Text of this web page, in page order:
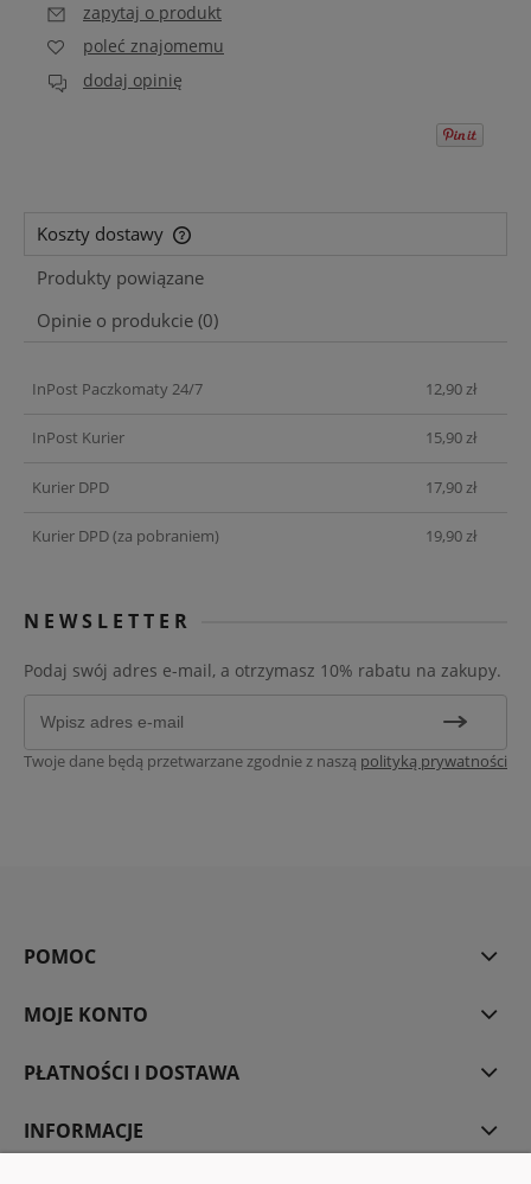
zapytaj o produkt
poleć znajomemu
dodaj opinię
Koszty dostawy
Cena nie zawiera ewentualnych kosztów płatności
Produkty powiązane
Opinie o produkcie (0)
InPost Paczkomaty 24/7 12,90 zł
InPost Kurier 15,90 zł
Kurier DPD 17,90 zł
Kurier DPD (za pobraniem) 19,90 zł
NEWSLETTER
Podaj swój adres e-mail, a otrzymasz 10% rabatu na zakupy.
Twoje dane będą przetwarzane zgodnie z naszą polityką prywatności
POMOC
MOJE KONTO
PŁATNOŚCI I DOSTAWA
INFORMACJE